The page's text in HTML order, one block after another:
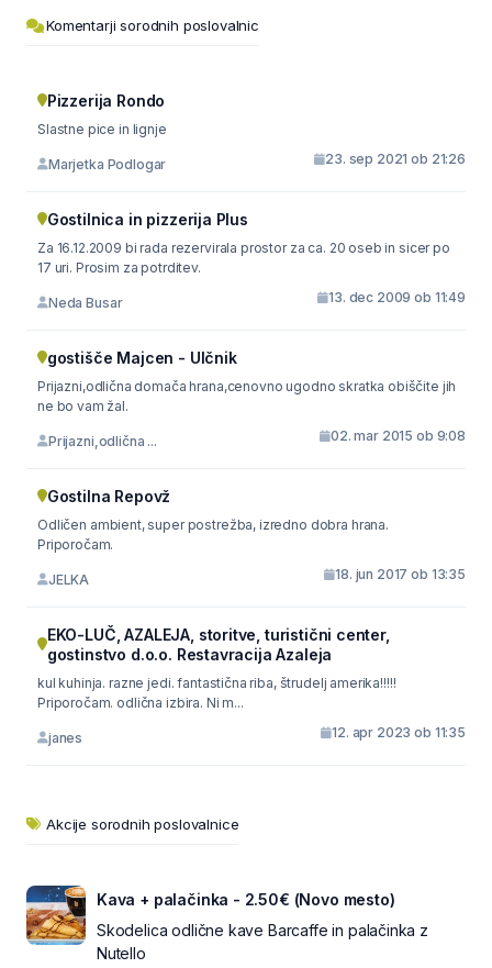
Komentarji sorodnih poslovalnic
Pizzerija Rondo
Slastne pice in lignje
Marjetka Podlogar 23. sep 2021 ob 21:26
Gostilnica in pizzerija Plus
Za 16.12.2009 bi rada rezervirala prostor za ca. 20 oseb in sicer po
17 uri. Prosim za potrditev.
Neda Busar 13. dec 2009 ob 11:49
gostišče Majcen - Ulčnik
Prijazni,odlična domača hrana,cenovno ugodno skratka obiščite jih
ne bo vam žal.
Prijazni,odlična ... 02. mar 2015 ob 9:08
Gostilna Repovž
Odličen ambient, super postrežba, izredno dobra hrana.
Priporočam.
JELKA 18. jun 2017 ob 13:35
EKO-LUČ, AZALEJA, storitve, turistični center,
gostinstvo d.o.o. Restavracija Azaleja
kul kuhinja. razne jedi. fantastična riba, štrudelj amerika!!!!!
Priporočam. odlična izbira. Ni m...
janes 12. apr 2023 ob 11:35
Akcije sorodnih poslovalnice
Kava + palačinka - 2.50€ (Novo mesto)
Skodelica odlične kave Barcaffe in palačinka z
Nutello